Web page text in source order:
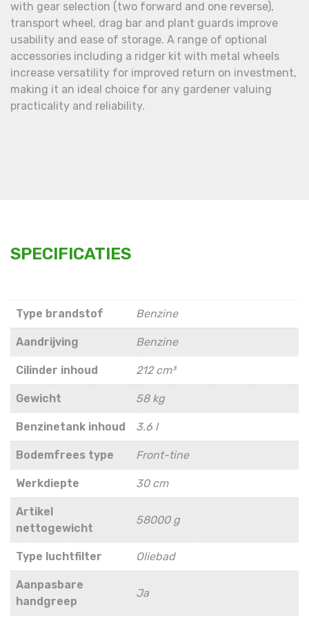
with gear selection (two forward and one reverse),
transport wheel, drag bar and plant guards improve
usability and ease of storage. A range of optional
accessories including a ridger kit with metal wheels
increase versatility for improved return on investment,
making it an ideal choice for any gardener valuing
practicality and reliability.
SPECIFICATIES
Type brandstof Benzine
Aandrijving Benzine
Cilinder inhoud 212 cm³
Gewicht 58 kg
Benzinetank inhoud 3.6 l
Bodemfrees type Front-tine
Werkdiepte 30 cm
Artikel
nettogewicht
58000 g
Type luchtfilter Oliebad
Aanpasbare
handgreep
Ja